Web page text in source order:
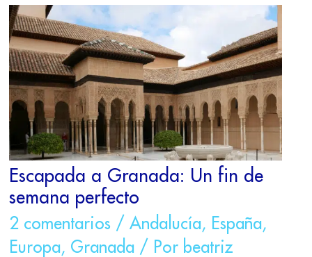
Escapada a Granada: Un fin de
semana perfecto
2 comentarios / Andalucía, España,
Europa, Granada/ Por beatriz
ESCAPADA
A
GRANADA:
UN
FIN
DE
SEMANA
PERFECTO